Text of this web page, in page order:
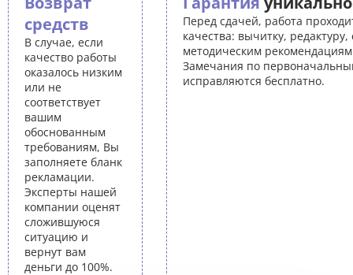
средств
В случае, если
качество работы
оказалось низким
или не
соответствует
вашим
обоснованным
требованиям, Вы
заполняете бланк
рекламации.
Эксперты нашей
компании оценят
сложившуюся
ситуацию и
вернут вам
деньги до 100%.
Перед сдачей, работа
качества: вычитку, редактуру,
методическим
Замечания по
исправляются бесплатно.